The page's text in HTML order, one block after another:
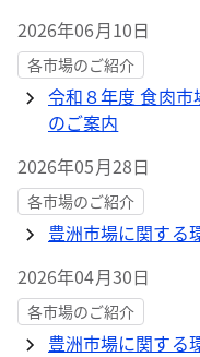
2026年06月10日
各市場のご紹介
令和８年度 食肉市
のご案内
2026年05月28日
各市場のご紹介
豊洲市場に関する
2026年04月30日
各市場のご紹介
豊洲市場に関する